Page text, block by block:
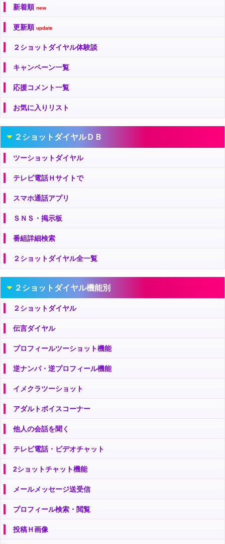
新着順 new
更新順 update
２ショットダイヤル体験談
キャンペーン一覧
応援コメント一覧
お気に入りリスト
２ショットダイヤルＤＢ
ツーショットダイヤル
テレビ電話Ｈサイトで
スマホ通話アプリ
ＳＮＳ・掲示板
番組詳細検索
２ショットダイヤル全一覧
２ショットダイヤル機能別
２ショットダイヤル
伝言ダイヤル
プロフィールツーショット機能
逆ナンパ・逆プロフィール機能
イメクラツーショット
アダルトボイスコーナー
他人の会話を聞く
テレビ電話・ビデオチャット
2ショットチャット機能
メールメッセージ送受信
プロフィール検索・閲覧
投稿Ｈ画像